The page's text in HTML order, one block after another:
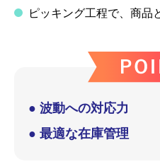
ピッキング工程で、商品
● 波動への対応力
● 最適な在庫管理